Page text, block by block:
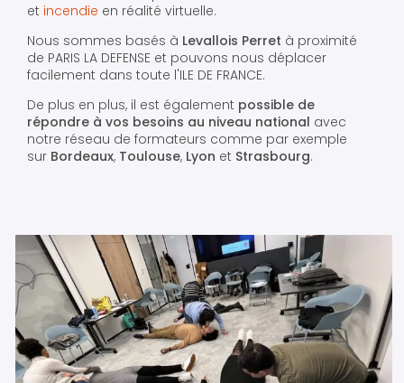
et incendie en réalité virtuelle.
Nous sommes basés à Levallois Perret à proximité
de PARIS LA DEFENSE et pouvons nous déplacer
facilement dans toute l'ILE DE FRANCE.
De plus en plus, il est également possible de
répondre à vos besoins au niveau national avec
notre réseau de formateurs comme par exemple
sur Bordeaux, Toulouse, Lyon et Strasbourg.